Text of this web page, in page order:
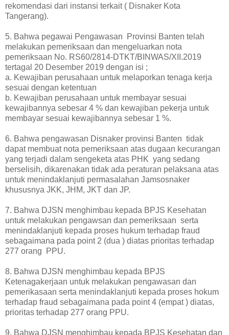
rekomendasi dari instansi terkait ( Disnaker Kota
Tangerang).
5. Bahwa pegawai Pengawasan Provinsi Banten telah
melakukan pemeriksaan dan mengeluarkan nota
pemeriksaan No. RS60/2814-DTKT/BINWAS/XII.2019
tertagal 20 Desember 2019 dengan isi ;
a. Kewajiban perusahaan untuk melaporkan tenaga kerja
sesuai dengan ketentuan
b. Kewajiban perusahaan untuk membayar sesuai
kewajibannya sebesar 4 % dan kewajiban pekerja untuk
membayar sesuai kewajibannya sebesar 1 %.
6. Bahwa pengawasan Disnaker provinsi Banten tidak
dapat membuat nota pemeriksaan atas dugaan kecurangan
yang terjadi dalam sengeketa atas PHK yang sedang
berselisih, dikarenakan tidak ada peraturan pelaksana atas
untuk menindaklanjuti permasalahan Jamsosnaker
khususnya JKK, JHM, JKT dan JP.
7. Bahwa DJSN menghimbau kepada BPJS Kesehatan
untuk melakukan pengawsan dan pemeriksaan serta
menindaklanjuti kepada proses hukum terhadap fraud
sebagaimana pada point 2 (dua ) diatas prioritas terhadap
277 orang PPU.
8. Bahwa DJSN menghimbau kepada BPJS
Ketenagakerjaan untuk melakukan pengawasan dan
pemerikasaan serta menindaklanjuti kepada proses hokum
terhadap fraud sebagaimana pada point 4 (empat ) diatas,
prioritas terhadap 277 orang PPU.
9. Bahwa DJSN menghimbau kepada BPJS Kesehatan dan